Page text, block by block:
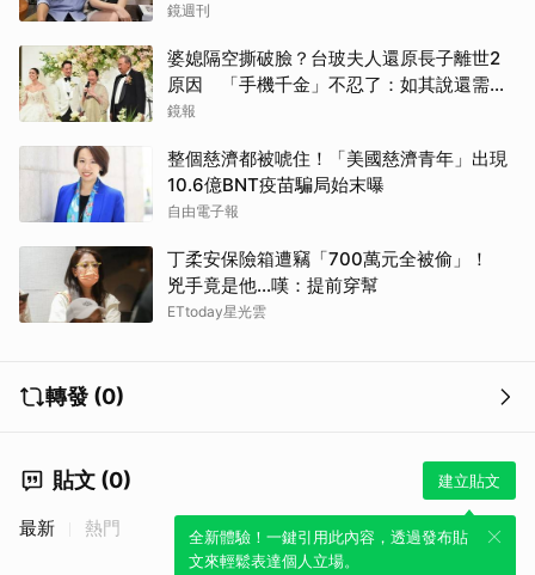
鏡週刊
婆媳隔空撕破臉？台玻夫人還原長子離世2
原因 「手機千金」不忍了：如其說還需要
離開嗎？
鏡報
整個慈濟都被唬住！「美國慈濟青年」出現
10.6億BNT疫苗騙局始末曝
自由電子報
丁柔安保險箱遭竊「700萬元全被偷」！
兇手竟是他...嘆：提前穿幫
ETtoday星光雲
轉發 (0)
貼文 (0) 建立貼文
全新體驗！一鍵引用此內容，透過發布貼
文來輕鬆表達個人立場。
最新 熱門